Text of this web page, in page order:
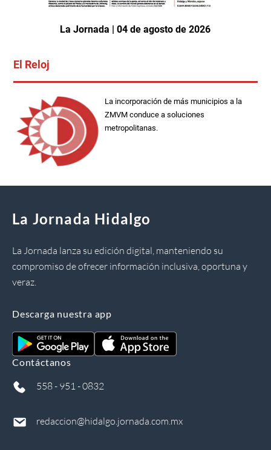
La Jornada | 04 de agosto de 2026
El Reloj
La incorporación de más municipios a la
ZMVM conduce a soluciones
metropolitanas.
La Jornada Hidalgo
La Jornada lanza su edición digital, manteniendo su
compromiso de ofrecer información inclusiva, oportuna y
veraz.
Descarga nuestra app
Contáctanos
558 - 951 - 0832
redaccion@hidalgo.jornada.com.mx